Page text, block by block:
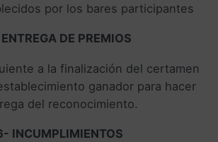
por los bares participantes
DE PREMIOS
a la finalización del certamen
ganador para hacer
del reconocimiento.
INCUMPLIMIENTOS